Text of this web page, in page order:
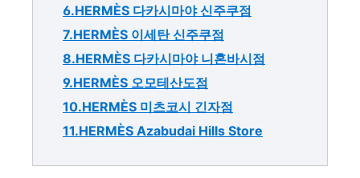
6.HERMÈS 다카시마야 신주쿠점
7.HERMÈS 이세탄 신주쿠점
8.HERMÈS 다카시마야 니혼바시점
9.HERMÈS 오모테산도점
10.HERMÈS 미츠코시 긴자점
11.HERMÈS Azabudai Hills Store